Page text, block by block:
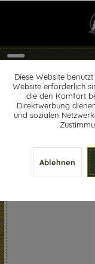
Menü
Highlander
Topseller von
Diese Website
Website erforderlich
die den Komfort
Direktwerbung
und sozialen
Ablehnen